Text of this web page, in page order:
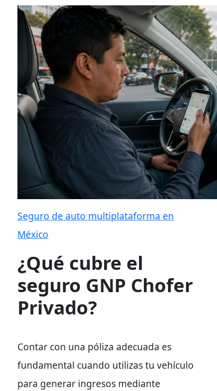
Seguro de auto multiplataforma en
México
¿Qué cubre el
seguro GNP Chofer
Privado?
Contar con una póliza adecuada es
fundamental cuando utilizas tu vehículo
para generar ingresos mediante